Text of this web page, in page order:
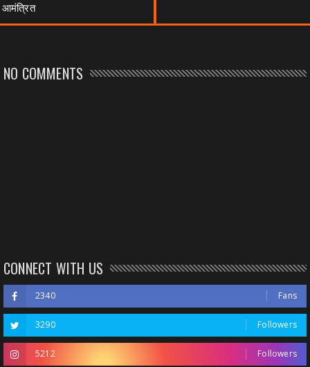
आमंत्रित
NO COMMENTS
CONNECT WITH US
2340 Fans
3290 Followers
5212 Followers